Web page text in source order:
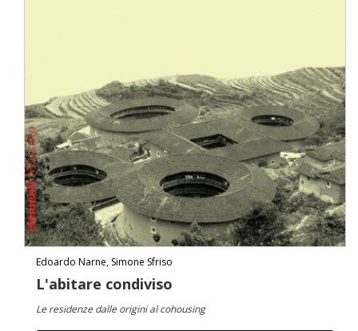
Edoardo Narne, Simone Sfriso
L'abitare condiviso
Le residenze dalle origini al cohousing